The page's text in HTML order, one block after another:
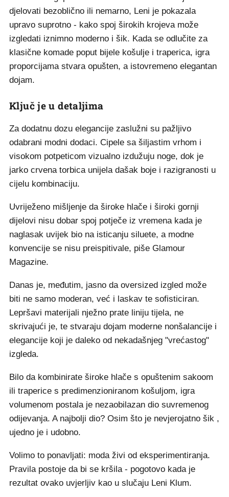
djelovati bezoblično ili nemarno, Leni je pokazala
upravo suprotno - kako spoj širokih krojeva može
izgledati iznimno moderno i šik. Kada se odlučite za
klasične komade poput bijele košulje i traperica, igra
proporcijama stvara opušten, a istovremeno elegantan
dojam.
Ključ je u detaljima
Za dodatnu dozu elegancije zaslužni su pažljivo
odabrani modni dodaci. Cipele sa šiljastim vrhom i
visokom potpeticom vizualno izdužuju noge, dok je
jarko crvena torbica unijela dašak boje i razigranosti u
cijelu kombinaciju.
Uvriježeno mišljenje da široke hlače i široki gornji
dijelovi nisu dobar spoj potječe iz vremena kada je
naglasak uvijek bio na isticanju siluete, a modne
konvencije se nisu preispitivale, piše Glamour
Magazine.
Danas je, međutim, jasno da oversized izgled može
biti ne samo moderan, već i laskav te sofisticiran.
Lepršavi materijali nježno prate liniju tijela, ne
skrivajući je, te stvaraju dojam moderne nonšalancije i
elegancije koji je daleko od nekadašnjeg "vrećastog"
izgleda.
Bilo da kombinirate široke hlače s opuštenim sakoom
ili traperice s predimenzioniranom košuljom, igra
volumenom postala je nezaobilazan dio suvremenog
odijevanja. A najbolji dio? Osim što je nevjerojatno šik ,
ujedno je i udobno.
Volimo to ponavljati: moda živi od eksperimentiranja.
Pravila postoje da bi se kršila - pogotovo kada je
rezultat ovako uvjerljiv kao u slučaju Leni Klum.